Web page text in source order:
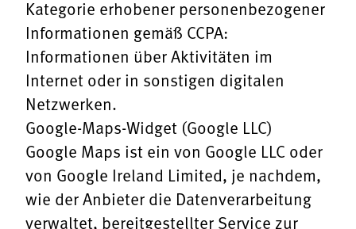
Kategorie erhobener personenbezogener
Informationen gemäß CCPA:
Informationen über Aktivitäten im
Internet oder in sonstigen digitalen
Netzwerken.
Google-Maps-Widget (Google LLC)
Google Maps ist ein von Google LLC oder
von Google Ireland Limited, je nachdem,
wie der Anbieter die Datenverarbeitung
verwaltet, bereitgestellter Service zur